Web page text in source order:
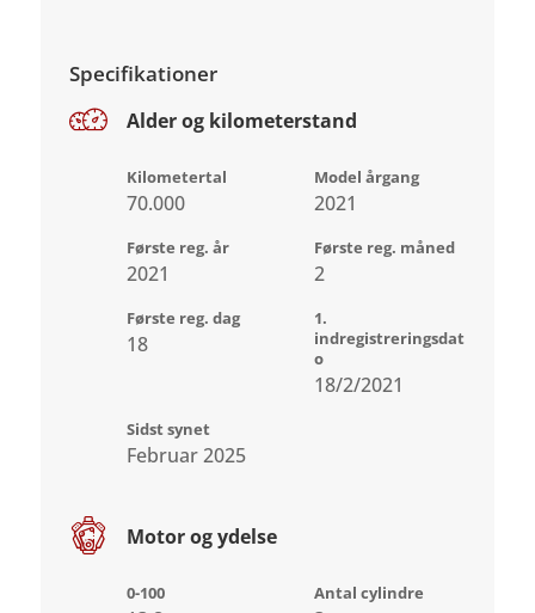
Specifikationer
Alder og kilometerstand
Kilometertal
70.000
Model årgang
2021
Første reg. år
2021
Første reg. måned
2
Første reg. dag
18
1.
indregistreringsdat
o
18/2/2021
Sidst synet
Februar 2025
Motor og ydelse
0-100 Antal cylindre